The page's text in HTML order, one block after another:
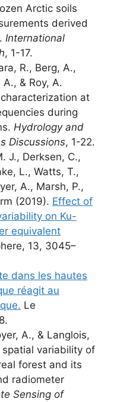
Arctic soils
derived
International
, 1-17.
R., Berg, A.,
& Roy, A.
at
during
Hydrology and
Discussions, 1-22.
J., Derksen, C.,
L., Watts, T.,
A., Marsh, P.,
(2019). Effect of
on Ku-
equivalent
13, 3045–
dans les hautes
réagit au
Le
A., & Langlois,
variability of
forest and its
radiometer
Sensing of